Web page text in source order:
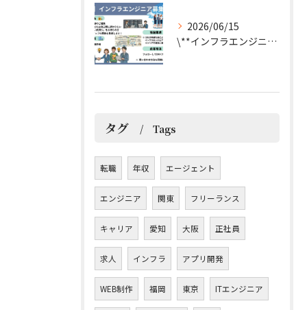
2026/06/15
\**インフラエンジニア募集**/
タグ Tags
転職 年収 エージェント
エンジニア 関東 フリーランス
キャリア 愛知 大阪 正社員
求人 インフラ アプリ開発
WEB制作 福岡 東京 ITエンジニア